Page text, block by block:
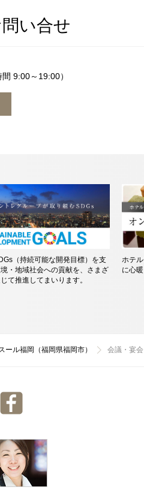
い合せ
間 9:00～19:00）
（持続可能な開発目標）を支
・地域社会への貢献を、さまざ
て推進してまいります。
ホテ
に心
ール福岡（福岡県福岡市） 会議・宴会
ブッ
ク